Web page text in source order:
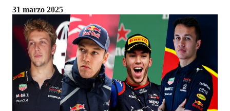
31 marzo 2025